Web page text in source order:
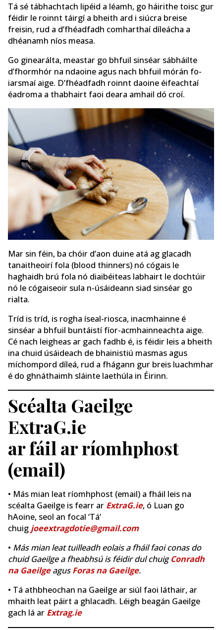
Tá sé tábhachtach lipéid a léamh, go háirithe toisc gur
féidir le roinnt táirgí a bheith ard i siúcra breise
freisin, rud a d’fhéadfadh comharthaí díleácha a
dhéanamh níos measa.
Go ginearálta, meastar go bhfuil sinséar sábháilte
d’fhormhór na ndaoine agus nach bhfuil mórán fo-
iarsmaí aige. D’fhéadfadh roinnt daoine éifeachtaí
éadroma a thabhairt faoi deara amhail dó croí.
Mar sin féin, ba chóir d’aon duine atá ag glacadh
tanaitheoirí fola (blood thinners) nó cógais le
haghaidh brú fola nó diaibéiteas labhairt le dochtúir
nó le cógaiseoir sula n-úsáideann siad sinséar go
rialta.
Tríd is tríd, is rogha íseal-riosca, inacmhainne é
sinséar a bhfuil buntáistí fíor-acmhainneachta aige.
Cé nach leigheas ar gach fadhb é, is féidir leis a bheith
ina chuid úsáideach de bhainistiú masmas agus
míchompord díleá, rud a fhágann gur breis luachmhar
é do ghnáthaimh sláinte laethúla in Éirinn.
Scéalta Gaeilge
ExtraG.ie
ar fáil ar ríomhphost
(email)
• Más mian leat ríomhphost (email) a fháil leis na
scéalta Gaeilge is fearr ar ExtraG.ie, ó Luan go
hAoine, seol an focal ‘Tá’
chuig joeextragdotie@gmail.com
• Más mian leat tuilleadh eolais a fháil faoi conas do
chuid Gaeilge a fheabhsú is féidir dul chuigConradh
na GaeilgeagusForas na Gaeilge.
• Tá athbheochan na Gaeilge ar siúl faoi láthair, ar
mhaith leat páirt a ghlacadh. Léigh beagán Gaeilge
gach lá ar Extrag.ie